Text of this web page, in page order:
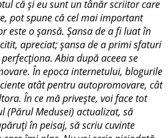
că şi eu sunt un tânăr scriitor care
pot spune că cel mai important
este o şansă. Şansa de a fi luat în
apreciat; şansa de a primi sfaturi
Abia după aceea se
În epoca internetului, blogurile
atât pentru autopromovare, cât
În ce mă priveşte, voi face tot
(Părul Medusei) actualizat, să
în peisaj, să scriu cuvinte